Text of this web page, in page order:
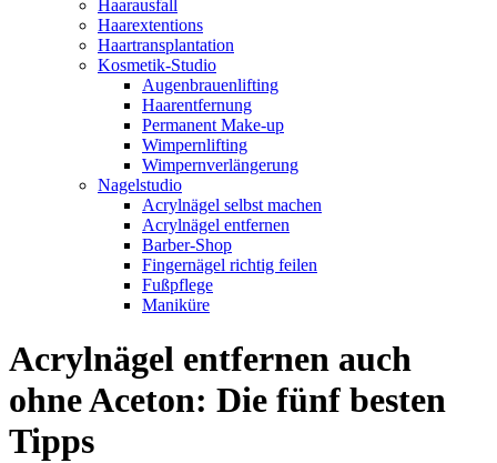
Haarausfall
Haarextentions
Haartransplantation
Kosmetik-Studio
Augenbrauenlifting
Haarentfernung
Permanent Make-up
Wimpernlifting
Wimpernverlängerung
Nagelstudio
Acrylnägel selbst machen
Acrylnägel entfernen
Barber-Shop
Fingernägel richtig feilen
Fußpflege
Maniküre
Acrylnägel entfernen auch
ohne Aceton: Die fünf besten
Tipps